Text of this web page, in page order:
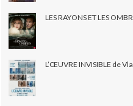
LES RAYONS ET LES
L’ŒUVRE INVISIBLE de